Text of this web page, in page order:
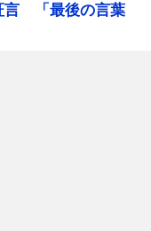
言 「最後の言葉